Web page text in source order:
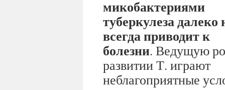
микобактериями
туберкулеза далеко
всегда приводит к
болезни. Ведущую
развитии Т. играют
неблагоприятные